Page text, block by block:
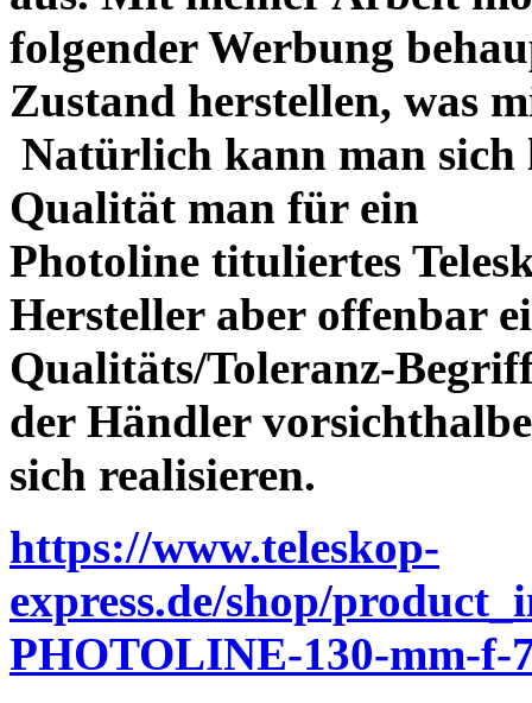
folgender Werbung
Zustand herstellen, was
Natürlich kann man sich
Qualität man für ein
Photoline tituliertes
Hersteller aber offenbar
Qualitäts/Toleranz-
der Händler
sich realisieren.
https://www.teleskop-
express.de/shop/
PHOTOLINE-130-mm-f-